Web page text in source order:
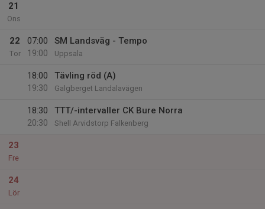
21
Ons
22
Tor
07:00
19:00
SM Landsväg - Tempo
Uppsala
18:00
19:30
Tävling röd (A)
Galgberget Landalavägen
18:30
20:30
TTT/-intervaller CK Bure Norra
Shell Arvidstorp Falkenberg
23
Fre
24
Lör